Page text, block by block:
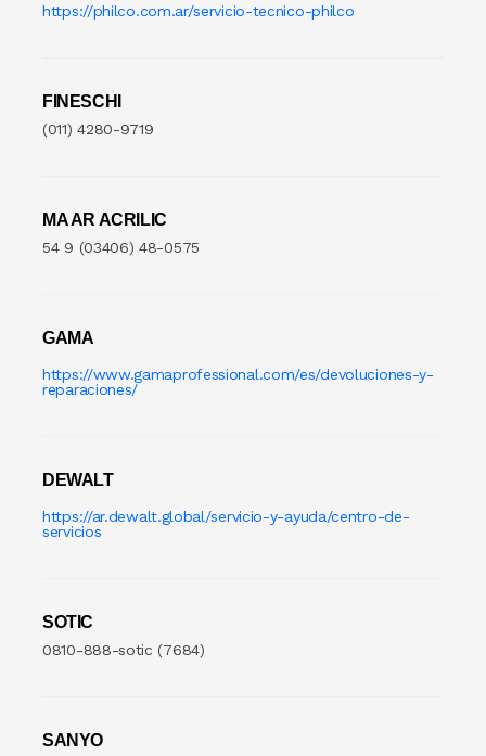
https://philco.com.ar/servicio-tecnico-philco
FINESCHI
(011) 4280-9719
MA AR ACRILIC
54 9 (03406) 48-0575
GAMA
https://www.gamaprofessional.com/es/devoluciones-y-
reparaciones/
DEWALT
https://ar.dewalt.global/servicio-y-ayuda/centro-de-
servicios
SOTIC
0810-888-sotic (7684)
SANYO